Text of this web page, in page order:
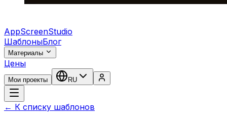
AppScreenStudio
ШаблоныБлог
Материалы
Цены
Мои проекты RU
← К списку шаблонов